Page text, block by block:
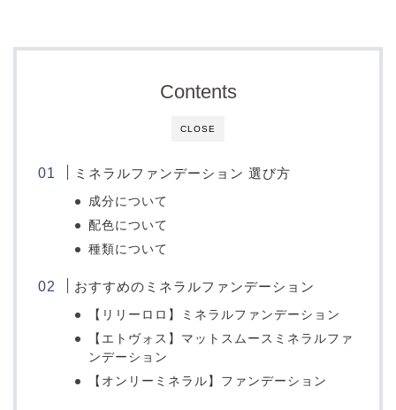
CLOSE
Contents
ミネラルファンデーション 選び方
成分について
配色について
種類について
おすすめのミネラルファンデーション
【リリーロロ】ミネラルファンデーション
【エトヴォス】マットスムースミネラルファ
ンデーション
【オンリーミネラル】ファンデーション